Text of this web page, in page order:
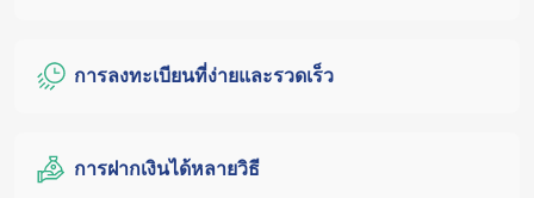
การลงทะเบียนที่ง่ายและรวดเร็ว
การฝากเงินได้หลายวิธี